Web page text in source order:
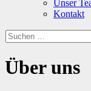
Unser
Kontakt
Suchen
nach:
Über uns